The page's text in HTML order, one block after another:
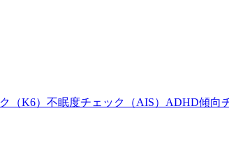
（K6） 不眠度チェック（AIS） ADHD傾向